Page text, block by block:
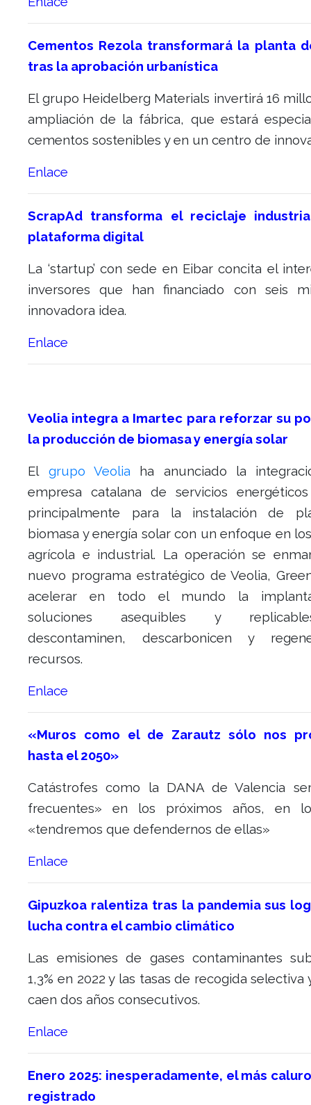
Cementos Rezola transformará la planta
tras la aprobación urbanística
El grupo Heidelberg Materials invertirá 16
ampliación de la fábrica, que estará
cementos sostenibles y en un centro de
Enlace
ScrapAd transforma el reciclaje
plataforma digital
La ‘startup’ con sede en Eibar concita el
inversores que han financiado con seis
innovadora idea.
Enlace
Veolia integra a Imartec para reforzar su
la producción de biomasa y energía solar
El grupo Veolia ha anunciado la
empresa catalana de servicios
principalmente para la instalación de
biomasa y energía solar con un enfoque en
agrícola e industrial. La operación se
nuevo programa estratégico de Veolia,
acelerar en todo el mundo la
soluciones asequibles y
descontaminen, descarbonicen y
recursos.
Enlace
«Muros como el de Zarautz sólo nos
hasta el 2050»
Catástrofes como la DANA de Valencia
frecuentes» en los próximos años, en
«tendremos que defendernos de ellas»
Enlace
Gipuzkoa ralentiza tras la pandemia sus
lucha contra el cambio climático
Las emisiones de gases contaminantes
1,3% en 2022 y las tasas de recogida selectiva
caen dos años consecutivos.
Enlace
Enero 2025: inesperadamente, el más
registrado